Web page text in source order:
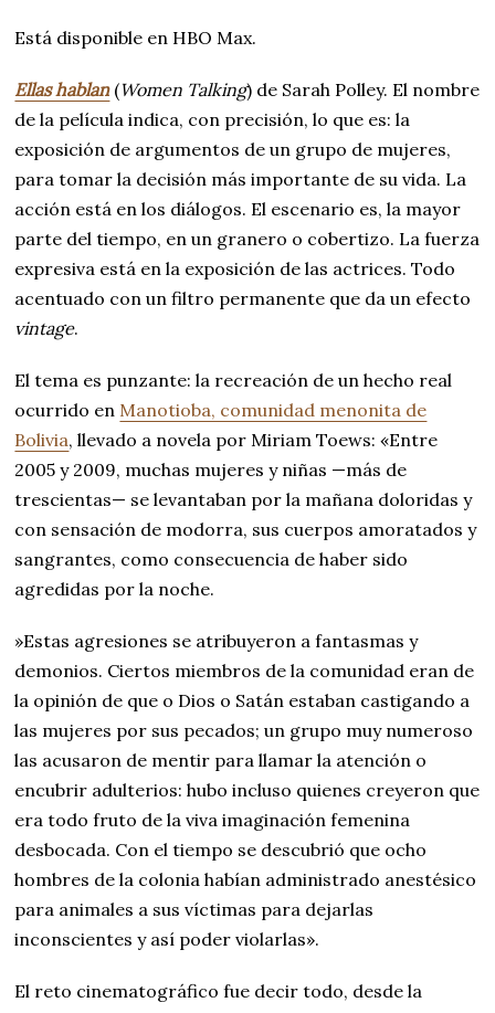
Está disponible en HBO Max.
Ellas hablan (Women Talking) de Sarah Polley. El nombre
de la película indica, con precisión, lo que es: la
exposición de argumentos de un grupo de mujeres,
para tomar la decisión más importante de su vida. La
acción está en los diálogos. El escenario es, la mayor
parte del tiempo, en un granero o cobertizo. La fuerza
expresiva está en la exposición de las actrices. Todo
acentuado con un filtro permanente que da un efecto
vintage.
El tema es punzante: la recreación de un hecho real
ocurrido en Manotioba, comunidad menonita de
Bolivia, llevado a novela por Miriam Toews: «Entre
2005 y 2009, muchas mujeres y niñas —más de
trescientas— se levantaban por la mañana doloridas y
con sensación de modorra, sus cuerpos amoratados y
sangrantes, como consecuencia de haber sido
agredidas por la noche.
»Estas agresiones se atribuyeron a fantasmas y
demonios. Ciertos miembros de la comunidad eran de
la opinión de que o Dios o Satán estaban castigando a
las mujeres por sus pecados; un grupo muy numeroso
las acusaron de mentir para llamar la atención o
encubrir adulterios: hubo incluso quienes creyeron que
era todo fruto de la viva imaginación femenina
desbocada. Con el tiempo se descubrió que ocho
hombres de la colonia habían administrado anestésico
para animales a sus víctimas para dejarlas
inconscientes y así poder violarlas».
El reto cinematográfico fue decir todo, desde la